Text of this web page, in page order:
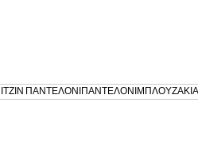
ΤΖΙΝ ΠΑΝΤΕΛΌΝΙ ΠΑΝΤΕΛΌΝΙ ΜΠΛΟΥΖΆΚΙΑ